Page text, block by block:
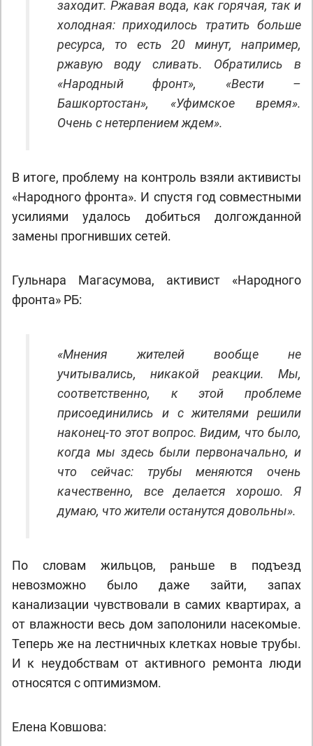
заходит. Ржавая вода, как горячая, так и
холодная: приходилось тратить больше
ресурса, то есть 20 минут, например,
ржавую воду сливать. Обратились в
«Народный фронт», «Вести –
Башкортостан», «Уфимское время».
Очень с нетерпением ждем».
В итоге, проблему на контроль взяли активисты
«Народного фронта». И спустя год совместными
усилиями удалось добиться долгожданной
замены прогнивших сетей.
Гульнара Магасумова, активист «Народного
фронта» РБ:
«Мнения жителей вообще не
учитывались, никакой реакции. Мы,
соответственно, к этой проблеме
присоединились и с жителями решили
наконец-то этот вопрос. Видим, что было,
когда мы здесь были первоначально, и
что сейчас: трубы меняются очень
качественно, все делается хорошо. Я
думаю, что жители останутся довольны».
По словам жильцов, раньше в подъезд
невозможно было даже зайти, запах
канализации чувствовали в самих квартирах, а
от влажности весь дом заполонили насекомые.
Теперь же на лестничных клетках новые трубы.
И к неудобствам от активного ремонта люди
относятся с оптимизмом.
Елена Ковшова: